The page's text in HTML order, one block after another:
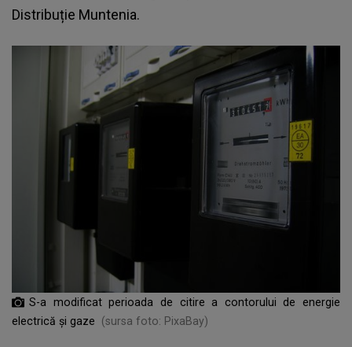
Distribuție Muntenia.
S-a modificat perioada de citire a contorului de energie
electrică și gaze
(sursa foto: PixaBay)